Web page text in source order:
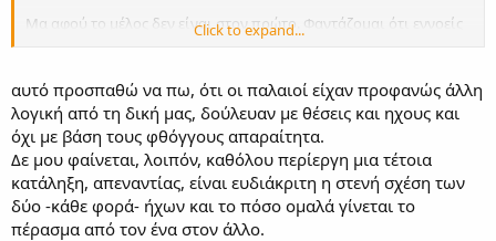
Μα αφού το μέλος δεν είναι στον πρώτο. Φαντάζομαι ότι εννοείς
πως είναι συνηθισμένο ο πρώτος να κάνει ατελείς καταλήξεις
μέλος σε πρώτο που να τελειώνει στον Γα; Επαναλαμβάνω όμως
ότι το μέλος δεν είναι πρώτος.
Στο συνημένο και τα δύο τροπάρια καταλήγουν σε Γα με οξύτητα
Ζω (βαρύς), στην περίπτωσή μας όμως έχουμε κατάληξη Γα με
οξύτητα άνω Νη (τρίτος;;
. Δεν είναι βάση του τρίτου ο άνω Νη.
Μήπως παίζει κάτι άλλο;
Click to expand...
αυτό προσπαθώ να πω, ότι οι παλαιοί είχαν προφανώς άλλη
λογική από τη δική μας, δούλευαν με θέσεις και ηχους και
όχι με βάση τους φθόγγους απαραίτητα.
Δε μου φαίνεται, λοιπόν, καθόλου περίεργη μια τέτοια
κατάληξη, απεναντίας, είναι ευδιάκριτη η στενή σχέση των
δύο -κάθε φορά- ήχων και το πόσο ομαλά γίνεται το
πέρασμα από τον ένα στον άλλο.